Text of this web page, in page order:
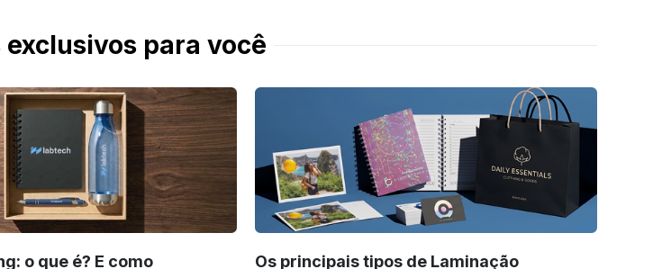
para você
o que é? E como
Os principais tipos de Laminação